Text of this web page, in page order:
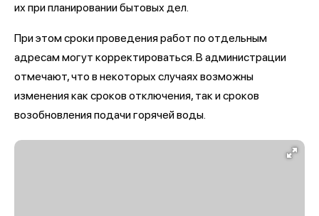
их при планировании бытовых дел.
При этом сроки проведения работ по отдельным
адресам могут корректироваться. В администрации
отмечают, что в некоторых случаях возможны
изменения как сроков отключения, так и сроков
возобновления подачи горячей воды.